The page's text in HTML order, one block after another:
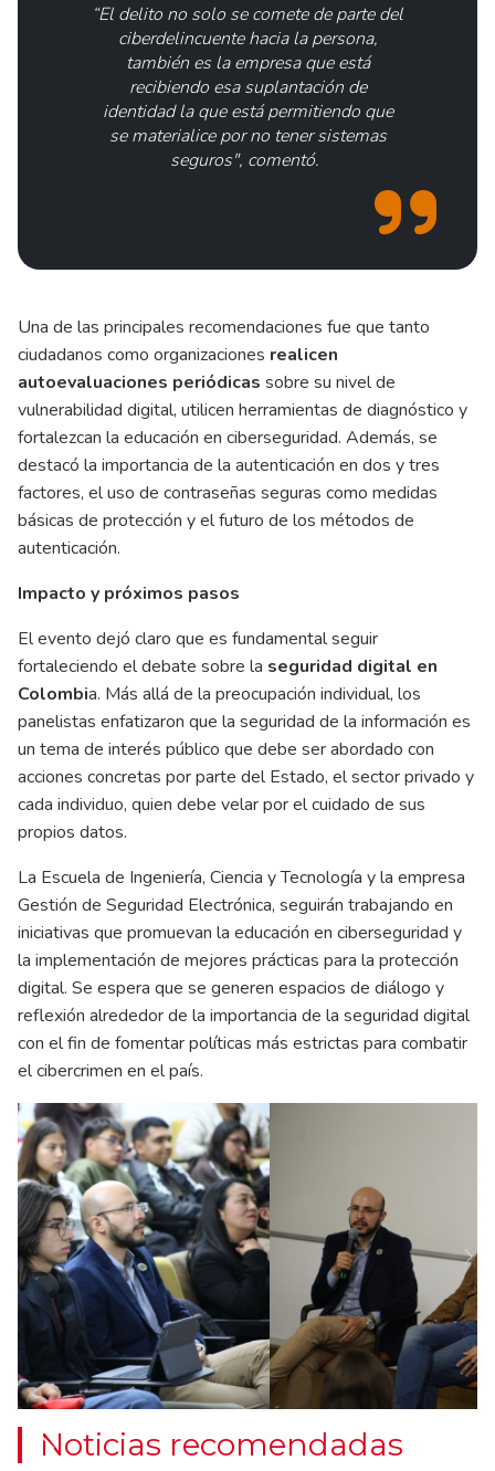
“El delito no solo se comete de parte del
ciberdelincuente hacia la persona,
también es la empresa que está
recibiendo esa suplantación de
identidad la que está permitiendo que
se materialice por no tener sistemas
seguros", comentó.
Una de las principales recomendaciones fue que tanto
ciudadanos como organizaciones realicen
autoevaluaciones periódicas sobre su nivel de
vulnerabilidad digital, utilicen herramientas de diagnóstico y
fortalezcan la educación en ciberseguridad. Además, se
destacó la importancia de la autenticación en dos y tres
factores, el uso de contraseñas seguras como medidas
básicas de protección y el futuro de los métodos de
autenticación.
Impacto y próximos pasos
El evento dejó claro que es fundamental seguir
fortaleciendo el debate sobre la seguridad digital en
Colombia. Más allá de la preocupación individual, los
panelistas enfatizaron que la seguridad de la información es
un tema de interés público que debe ser abordado con
acciones concretas por parte del Estado, el sector privado y
cada individuo, quien debe velar por el cuidado de sus
propios datos.
La Escuela de Ingeniería, Ciencia y Tecnología y la empresa
Gestión de Seguridad Electrónica, seguirán trabajando en
iniciativas que promuevan la educación en ciberseguridad y
la implementación de mejores prácticas para la protección
digital. Se espera que se generen espacios de diálogo y
reflexión alrededor de la importancia de la seguridad digital
con el fin de fomentar políticas más estrictas para combatir
el cibercrimen en el país.
Noticias recomendadas